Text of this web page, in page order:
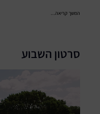
המשך קריאה...
סרטון השבוע